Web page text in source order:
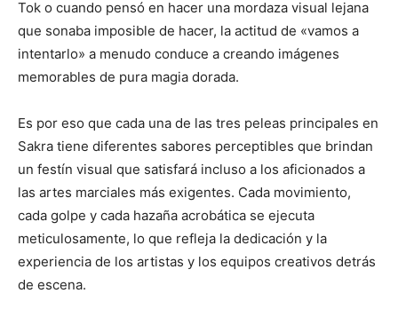
Tok o cuando pensó en hacer una mordaza visual lejana
que sonaba imposible de hacer, la actitud de «vamos a
intentarlo» a menudo conduce a creando imágenes
memorables de pura magia dorada.
Es por eso que cada una de las tres peleas principales en
Sakra tiene diferentes sabores perceptibles que brindan
un festín visual que satisfará incluso a los aficionados a
las artes marciales más exigentes. Cada movimiento,
cada golpe y cada hazaña acrobática se ejecuta
meticulosamente, lo que refleja la dedicación y la
experiencia de los artistas y los equipos creativos detrás
de escena.